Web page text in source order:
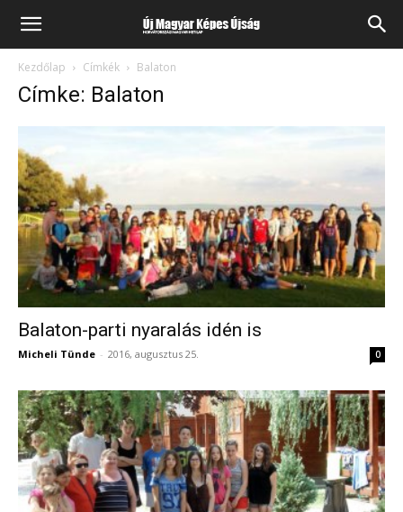
Kezdőlap Címkék Balaton
Címke: Balaton
Balaton-parti nyaralás idén is
Micheli Tünde - 2016, augusztus 25. 0